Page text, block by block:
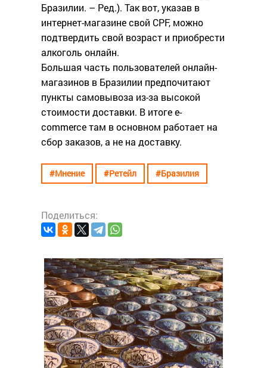
Бразилии. – Ред.). Так вот, указав в
интернет-магазине свой CPF, можно
подтвердить свой возраст и приобрести
алкоголь онлайн.
Большая часть пользователей онлайн-
магазинов в Бразилии предпочитают
пункты самовывоза из-за высокой
стоимости доставки. В итоге e-
commerce там в основном работает на
сбор заказов, а не на доставку.
#Мнение #Ретейл #Бразилия
Поделиться: